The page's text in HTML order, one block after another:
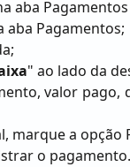
aba
aba Pagamentos;
" ao lado da
valor
marque a opção
o pagamento.